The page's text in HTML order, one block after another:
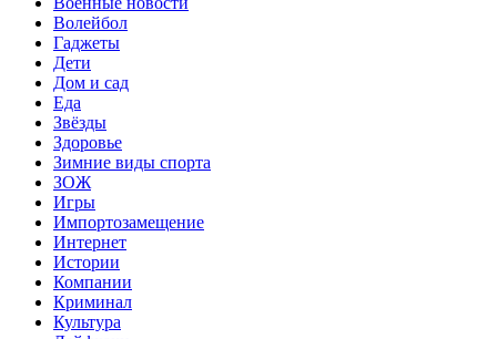
Волейбол
Гаджеты
Дети
Дом и сад
Еда
Звёзды
Здоровье
Зимние виды спорта
ЗОЖ
Игры
Импортозамещение
Интернет
Истории
Компании
Криминал
Культура